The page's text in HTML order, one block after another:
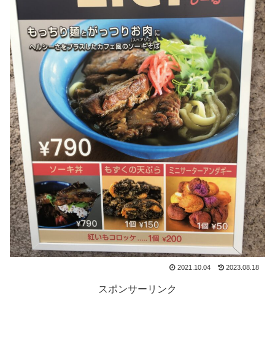
2021.10.04 2023.08.18
スポンサーリンク